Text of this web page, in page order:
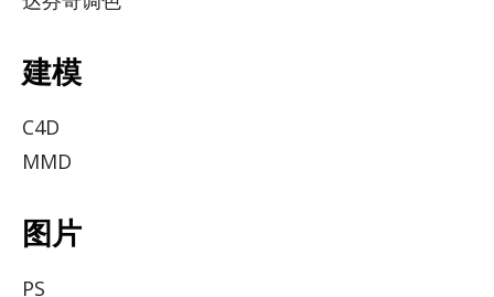
建模
C4D
MMD
图片
PS